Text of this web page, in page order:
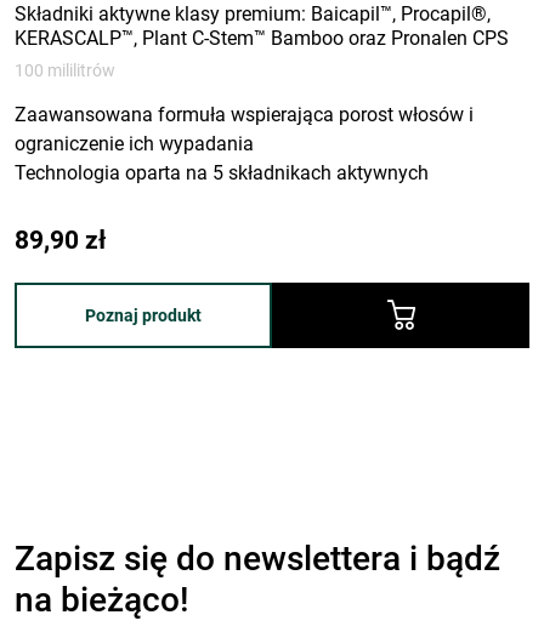
Składniki aktywne klasy premium: Baicapil™, Procapil®,
KERASCALP™, Plant C-Stem™ Bamboo oraz Pronalen CPS
100 mililitrów
Zaawansowana formuła wspierająca porost włosów i
ograniczenie ich wypadania
Technologia oparta na 5 składnikach aktywnych
89,90 zł
Poznaj produkt
Zapisz się do newslettera i bądź
na bieżąco!